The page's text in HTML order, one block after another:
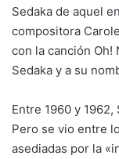
Sedaka de aquel
compositora
con la canción Oh!
Sedaka y a su
Entre 1960 y
Pero se vio entre
asediadas por la